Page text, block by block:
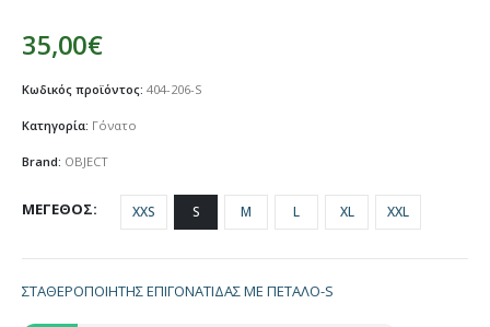
35,00€
Κωδικός προϊόντος: 404-206-S
Κατηγορία: Γόνατο
Brand: OBJECT
ΜΕΓΕΘΟΣ XXS S M L XL XXL
ΣΤΑΘΕΡΟΠΟΙΗΤΗΣ ΕΠΙΓΟΝΑΤΙΔΑΣ ΜΕ ΠΕΤΑΛΟ-S